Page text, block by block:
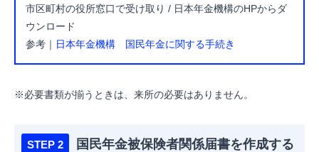
市区町村の役所窓口で受け取り / 日本年金機構のHPからダ
ウンロード
参考｜ 日本年金機構 国民年金に関する手続き
※必要書類が揃うときは、来所の必要はありません。
国民年金被保険者関係届書を作成する